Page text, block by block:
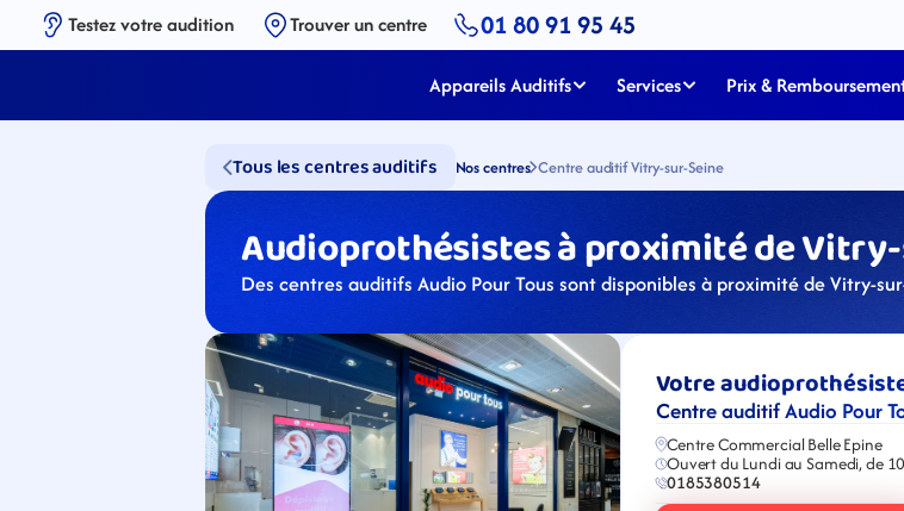
Testez votre audition Trouver un centre 01 80 91 95 45
Appareils Auditifs Services Prix &
Tous les centres auditifs Nos centres Centre auditif Vitry-sur-Seine
Audioprothésistes à proximité de
Des centres auditifs Audio Pour Tous sont disponibles à proximité de Vitry-
Votre
Centre auditif Audio Pour
Centre Commercial Belle Epine
Ouvert du Lundi au Samedi, de
0185380514